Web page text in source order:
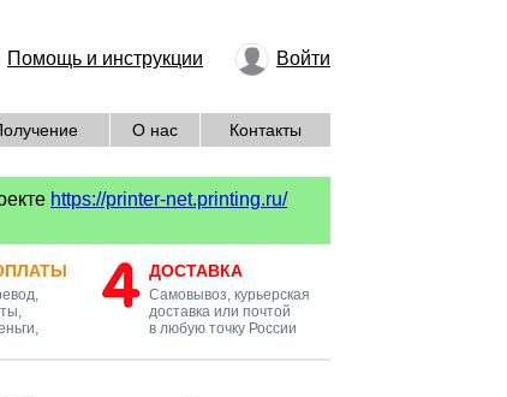
Помощь и инструкции Войти
О нас Контакты
https://printer-net.printing.ru/
ДОСТАВКА
Самовывоз, курьерская
доставка или почтой
в любую точку России